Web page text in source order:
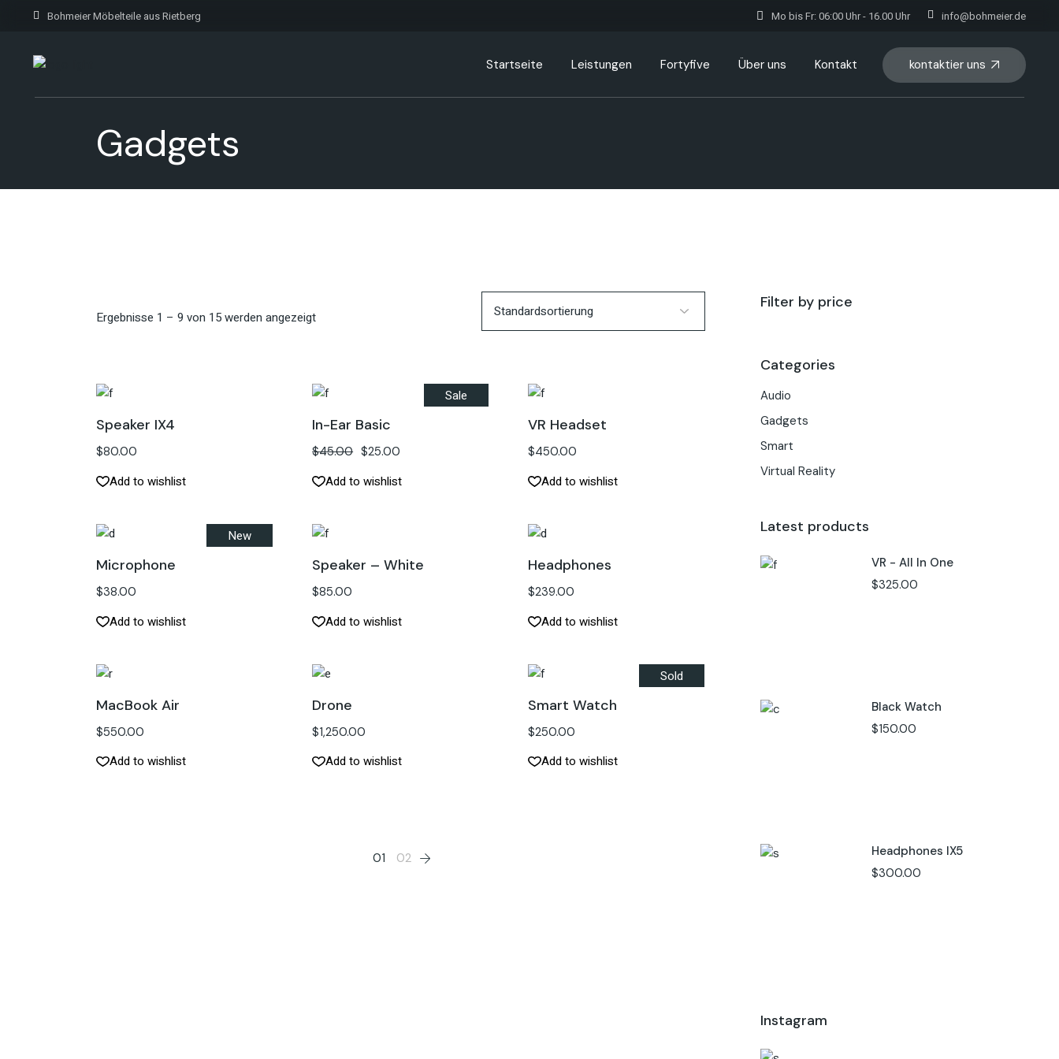
Bohmeier Möbelteile aus Rietberg Mo bis Fr: 06:00 Uhr - 16.00 Uhr info@bohmeier.de
Startseite Leistungen Fortyfive Über uns Kontakt kontaktier uns
Gadgets
Ergebnisse 1 – 9 von 15 werden angezeigt
Speaker IX4
$80.00
Add to wishlist
Sale
In-Ear Basic
$45.00 $25.00
Add to wishlist
VR Headset
$450.00
Add to wishlist
New
Microphone
$38.00
Add to wishlist
Speaker – White
$85.00
Add to wishlist
Headphones
$239.00
Add to wishlist
MacBook Air
$550.00
Add to wishlist
Drone
$1,250.00
Add to wishlist
Sold
Smart Watch
$250.00
Add to wishlist
01 02
Filter by price
Categories
Audio
Gadgets
Smart
Virtual Reality
Latest products
VR - All In One
$325.00
Black Watch
$150.00
Headphones IX5
$300.00
Instagram